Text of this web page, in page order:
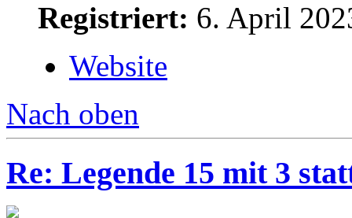
Registriert: 6. April
Website
Nach oben
Re: Legende 15 mit 3